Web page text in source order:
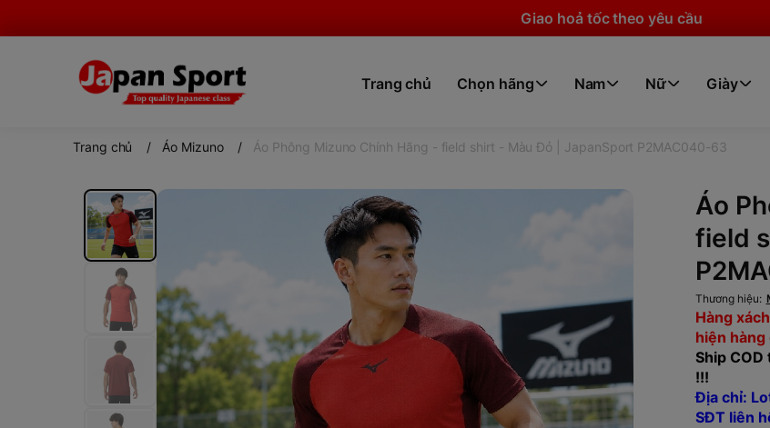
Giao hoả tốc theo yêu cầu
Trang chủ Chọn hãng Nam Nữ Giày
Trang chủ / Áo Mizuno / Áo Phông Mizuno Chính Hãng - field shirt - Màu Đỏ | JapanSport P2MAC040-63
Áo
field
Thương hiệu:
Hàng
hiện hàng
Ship
!!!
Địa chỉ:
SĐT liên